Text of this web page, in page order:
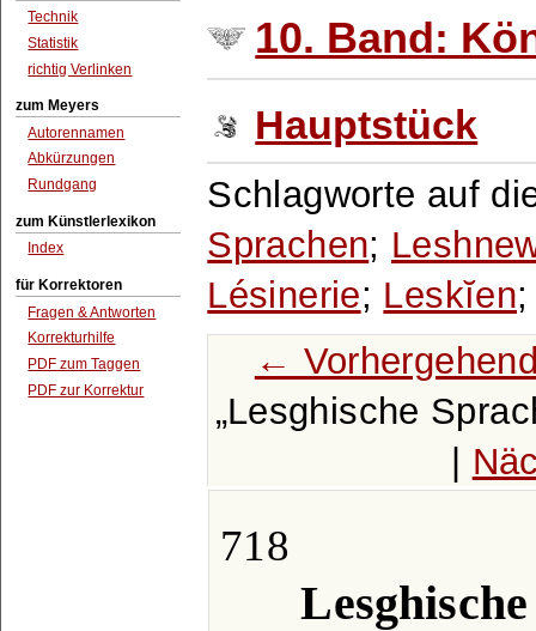
Technik
Statistik
richtig Verlinken
zum Meyers
Autorennamen
Abkürzungen
Rundgang
zum Künstlerlexikon
Index
für Korrektoren
Fragen & Antworten
Korrekturhilfe
PDF zum Taggen
PDF zur Korrektur
10. Band:
Hauptstück
Schlagworte auf
Sprachen;
Lésinerie; Leskĭen
←
Lesghische
718